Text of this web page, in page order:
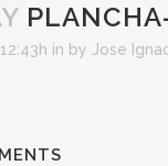
in by Jose